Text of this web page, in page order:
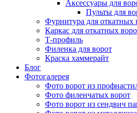
Аксессуары для
Пульты для
Фурнитура для откатных
Каркас для откатных
Т-профиль
Филенка для ворот
Краска хаммерайт
Блог
Фотогалерея
Фото ворот из
Фото филенчатых ворот
Фото ворот из сендвич